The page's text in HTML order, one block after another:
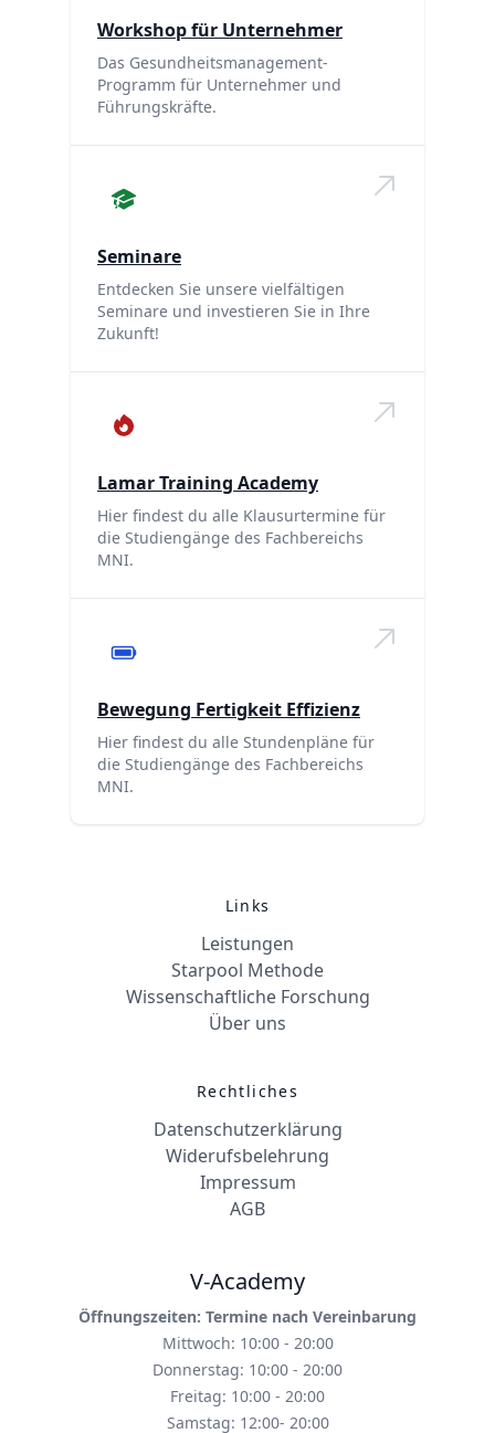
Workshop für Unternehmer
Das Gesundheitsmanagement-
Programm für Unternehmer und
Führungskräfte.
Seminare
Entdecken Sie unsere vielfältigen
Seminare und investieren Sie in Ihre
Zukunft!
Lamar Training Academy
Hier findest du alle Klausurtermine für
die Studiengänge des Fachbereichs
MNI.
Bewegung Fertigkeit Effizienz
Hier findest du alle Stundenpläne für
die Studiengänge des Fachbereichs
MNI.
V-Academy
Öffnungszeiten: Termine nach Vereinbarung
Mittwoch: 10:00 - 20:00
Donnerstag: 10:00 - 20:00
Freitag: 10:00 - 20:00
Samstag: 12:00- 20:00
Links
Leistungen
Starpool Methode
Wissenschaftliche Forschung
Über uns
Rechtliches
Datenschutzerklärung
Widerufsbelehrung
Impressum
AGB